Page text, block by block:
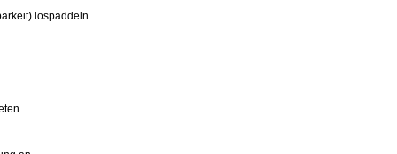
lospaddeln.